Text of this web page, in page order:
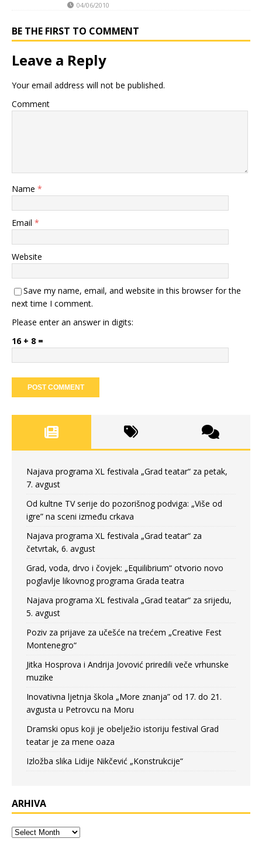
04/06/2010
BE THE FIRST TO COMMENT
Leave a Reply
Your email address will not be published.
Comment
Name *
Email *
Website
Save my name, email, and website in this browser for the
next time I comment.
Please enter an answer in digits:
16 + 8 =
Najava programa XL festivala „Grad teatar“ za petak,
7. avgust
Od kultne TV serije do pozorišnog podviga: „Više od
igre” na sceni između crkava
Najava programa XL festivala „Grad teatar“ za
četvrtak, 6. avgust
Grad, voda, drvo i čovjek: „Equilibrium“ otvorio novo
poglavlje likovnog programa Grada teatra
Najava programa XL festivala „Grad teatar“ za srijedu,
5. avgust
Poziv za prijave za učešće na trećem „Creative Fest
Montenegro“
Jitka Hosprova i Andrija Jovović priredili veče vrhunske
muzike
Inovativna ljetnja škola „More znanja” od 17. do 21.
avgusta u Petrovcu na Moru
Dramski opus koji je obelježio istoriju festival Grad
teatar je za mene oaza
Izložba slika Lidije Nikčević „Konstrukcije“
ARHIVA